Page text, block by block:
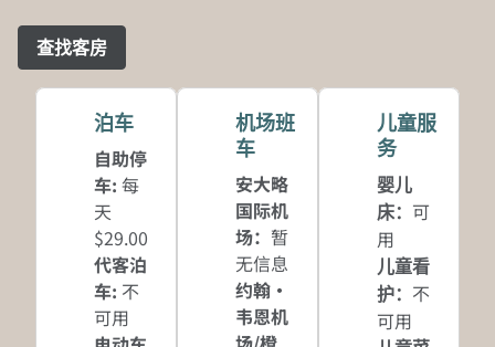
查找客房
泊车
自助停
车: 每
天
$29.00
代客泊
车: 不
可用
机场班
车
安大略
国际机
场： 暂
无信息
约翰·
韦恩机
儿童服
务
婴儿
床： 可
用
儿童看
护： 不
可用